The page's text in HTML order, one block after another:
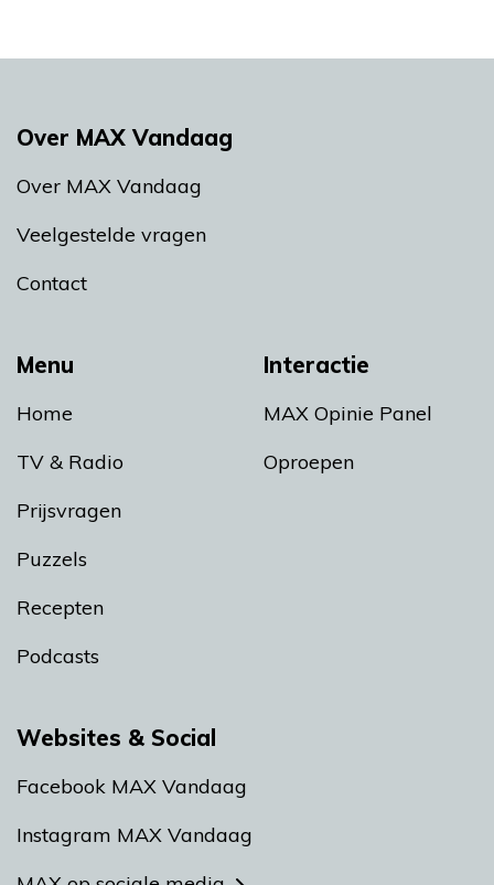
Menu
Home
TV & Radio
Prijsvragen
Puzzels
Recepten
Podcasts
Interactie
MAX Opinie Panel
Oproepen
Over MAX Vandaag
Over MAX Vandaag
Veelgestelde vragen
Contact
Websites & Social
Facebook MAX Vandaag
Instagram MAX Vandaag